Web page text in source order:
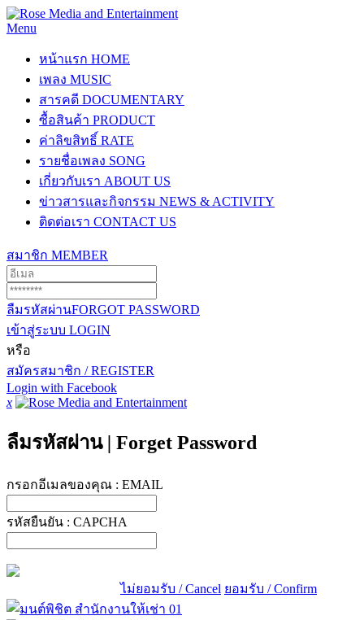
Menu
หน้าแรก HOME
เพลง MUSIC
สารคดี DOCUMENTARY
ซื้อสินค้า PRODUCT
ค่าลิขสิทธิ์ RATE
รายชื่อเพลง SONG
เกี่ยวกับเรา ABOUT US
ข่าวสารและกิจกรรม NEWS & ACTIVITY
ติดต่อเรา CONTACT US
สมาชิก MEMBER
ลืมรหัสผ่านFORGOT PASSWORD
เข้าสู่ระบบ LOGIN
หรือ
สมัครสมาชิก / REGISTER
Login with Facebook
x
ลืมรหัสผ่าน | Forget Password
กรอกอีเมลของคุณ : EMAIL
รหัสยืนยัน : CAPCHA
ไม่ยอมรับ / Cancel ยอมรับ / Confirm